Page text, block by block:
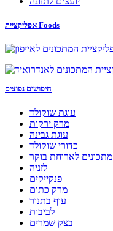
אפליקציית Foods
חיפושים נפוצים
עוגת שוקולד
מרק ירקות
עוגת גבינה
כדורי שוקולד
מתכונים לארוחת בוקר
לזניה
פנקייקים
מרק כתום
עוף בתנור
לביבות
בצק שמרים